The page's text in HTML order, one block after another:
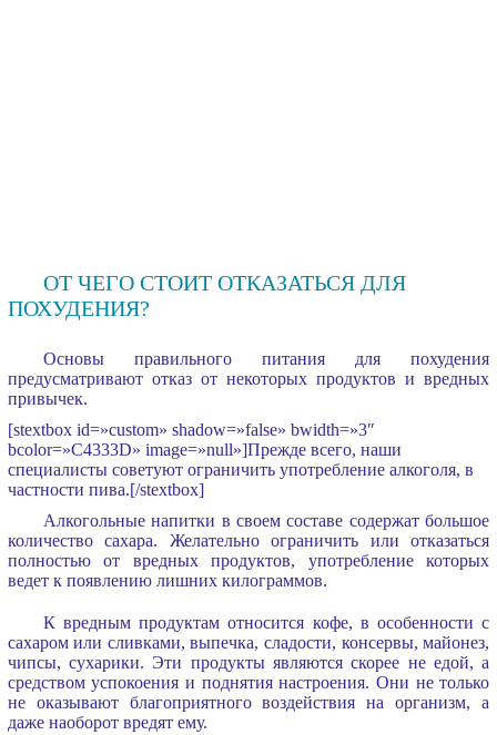
ОТ ЧЕГО СТОИТ ОТКАЗАТЬСЯ ДЛЯ
ПОХУДЕНИЯ?
Основы правильного питания для похудения
предусматривают отказ от некоторых продуктов и вредных
привычек.
[stextbox id=»custom» shadow=»false» bwidth=»3″
bcolor=»C4333D» image=»null»]Прежде всего, наши
специалисты советуют ограничить употребление алкоголя, в
частности пива.[/stextbox]
Алкогольные напитки в своем составе содержат большое
количество сахара. Желательно ограничить или отказаться
полностью от вредных продуктов, употребление которых
ведет к появлению лишних килограммов.
К вредным продуктам относится кофе, в особенности с
сахаром или сливками, выпечка, сладости, консервы, майонез,
чипсы, сухарики. Эти продукты являются скорее не едой, а
средством успокоения и поднятия настроения. Они не только
не оказывают благоприятного воздействия на организм, а
даже наоборот вредят ему.